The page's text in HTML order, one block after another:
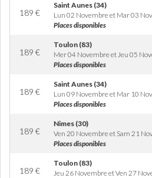
189 €
Saint Aunes (34)
Lun 02 Novembre et Mar 03
Places disponibles
189 €
Toulon (83)
Mer 04 Novembre et Jeu 05
Places disponibles
189 €
Saint Aunes (34)
Lun 09 Novembre et Mar 10
Places disponibles
189 €
Nimes (30)
Ven 20 Novembre et Sam 21
Places disponibles
189 €
Toulon (83)
Jeu 26 Novembre et Ven 27